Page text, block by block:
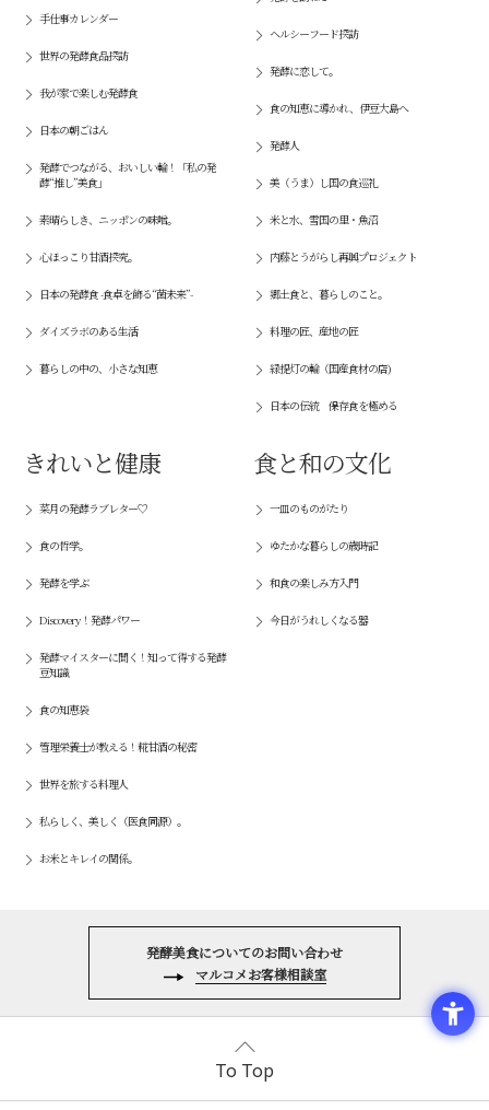
手仕事カレンダー
世界の発酵食品探訪
我が家で楽しむ発酵食
日本の朝ごはん
発酵でつながる、おいしい輪！「私の発
酵“推し”美食」
素晴らしき、ニッポンの味噌。
心ほっこり甘酒探究。
日本の発酵食 -食卓を飾る“菌未来”-
ダイズラボのある生活
暮らしの中の、小さな知恵
ヘルシーフード探訪
発酵に恋して。
食の知恵に導かれ、伊豆大島へ
発酵人
美（うま）し国の食巡礼
米と水、雪国の里・魚沼
内藤とうがらし再興プロジェクト
郷土食と、暮らしのこと。
料理の匠、産地の匠
緑提灯の輪（国産食材の店)
日本の伝統 保存食を極める
きれいと健康
菜月の発酵ラブレター♡
食の哲学。
発酵を学ぶ
Discovery！発酵パワー
発酵マイスターに聞く！知って得する発酵
豆知識
食の知恵袋
管理栄養士が教える！糀甘酒の秘密
世界を旅する料理人
私らしく、美しく（医食同源）。
お米とキレイの関係。
食と和の文化
一皿のものがたり
ゆたかな暮らしの歳時記
和食の楽しみ方入門
今日がうれしくなる器
発酵美食についてのお問い合わせ
マルコメお客様相談室
To Top